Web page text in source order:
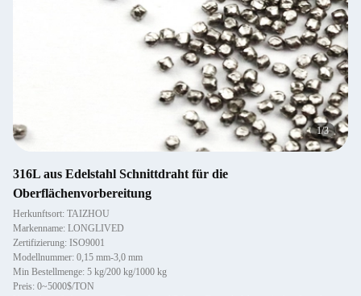
1/3
316L aus Edelstahl Schnittdraht für die
Oberflächenvorbereitung
Herkunftsort: TAIZHOU
Markenname: LONGLIVED
Zertifizierung: ISO9001
Modellnummer: 0,15 mm-3,0 mm
Min Bestellmenge: 5 kg/200 kg/1000 kg
Preis: 0~5000$/TON